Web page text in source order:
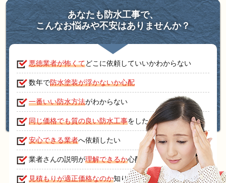
あなたも防水工事で、
こんなお悩みや不安はありませんか？
悪徳業者が怖くてどこに依頼していいかわからない
数年で防水塗装が浮かないか心配
一番いい防水方法がわからない
同じ価格でも質の良い防水工事をしたい
安心できる業者へ依頼したい
業者さんの説明が理解できるか心配
見積もりが適正価格なのか知りたい